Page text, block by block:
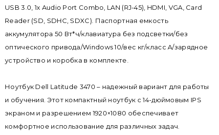
USB 3.0, 1x Audio Port Combo, LAN (RJ-45), HDMI, VGA, Card
Reader (SD, SDHC, SDXC). Паспортная емкость
аккумулятора 50 Вт*ч/клавиатура без подсветки/без
оптического привода/Windows 10/вес кг/класс A/зарядное
устройство и коробка в комплекте.
Ноутбук Dell Latitude 3470 – надежный вариант для работы
и обучения. Этот компактный ноутбук с 14-дюймовым IPS
экраном и разрешением 1920×1080 обеспечивает
комфортное использование для различных задач.